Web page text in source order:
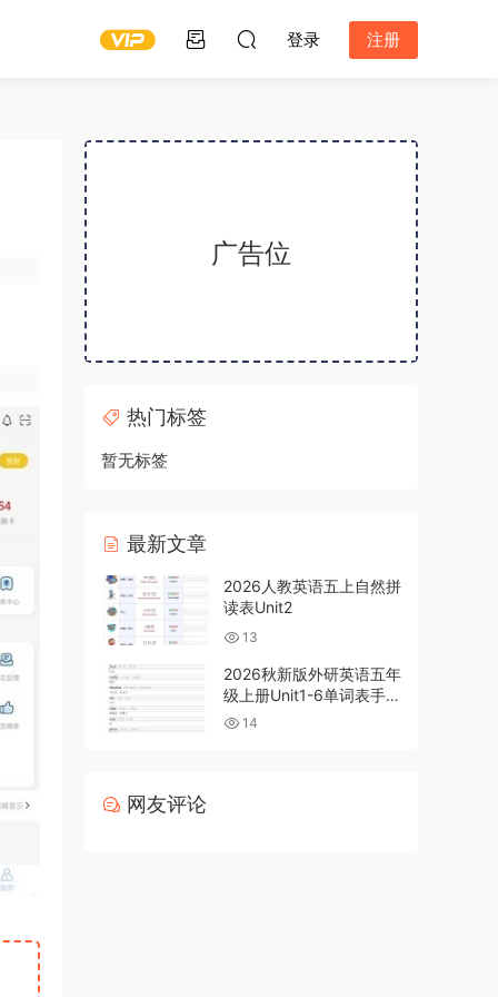
登录 注册
广告位
热门标签
暂无标签
最新文章
2026人教英语五上自然拼
读表Unit2
13
2026秋新版外研英语五年
级上册Unit1-6单词表手写
体字帖
14
网友评论